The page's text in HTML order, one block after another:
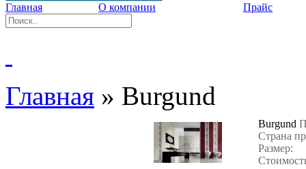
Главная О компании Прайс
Главная » Burgund
Burgund
Страна
Размер: